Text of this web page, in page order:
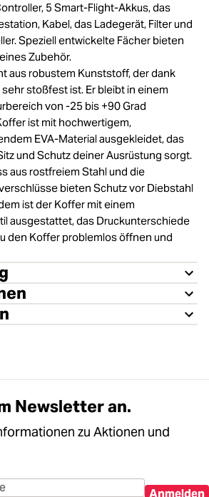
5 Smart-Flight-Akkus, das
Kabel, das Ladegerät, Filter und
Speziell entwickelte Fächer bieten
Zubehör.
aus robustem Kunststoff, der dank
stoßfest ist. Er bleibt in einem
von -25 bis +90 Grad
ist mit hochwertigem,
EVA-Material ausgekleidet, das
und Schutz deiner Ausrüstung sorgt.
aus rostfreiem Stahl und die
bieten Schutz vor Diebstahl
ist der Koffer mit einem
ausgestattet, das Druckunterschiede
den Koffer problemlos öffnen und
Newsletter an.
zu Aktionen und
Anmelden